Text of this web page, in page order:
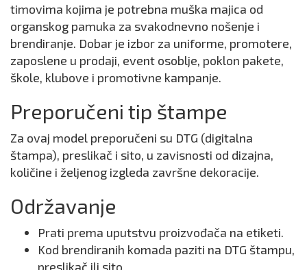
timovima kojima je potrebna muška majica od
organskog pamuka za svakodnevno nošenje i
brendiranje. Dobar je izbor za uniforme, promotere,
zaposlene u prodaji, event osoblje, poklon pakete,
škole, klubove i promotivne kampanje.
Preporučeni tip štampe
Za ovaj model preporučeni su DTG (digitalna
štampa), preslikač i sito, u zavisnosti od dizajna,
količine i željenog izgleda završne dekoracije.
Održavanje
Prati prema uputstvu proizvođača na etiketi.
Kod brendiranih komada paziti na DTG štampu,
preslikač ili sito.